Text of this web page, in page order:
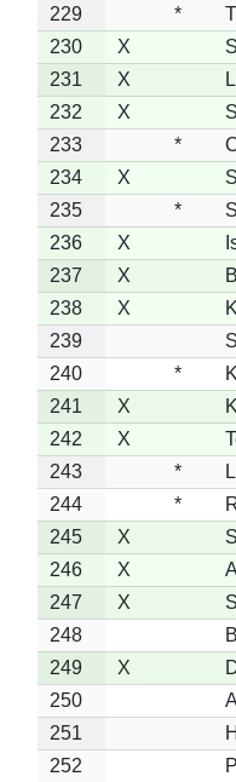
229 *
230
X
231
X
232
X
233
*
234
X
235
*
236
X
237
X
238
X
239
240
*
241
X
242
X
243
*
244
*
245
X
246
X
247
X
248
249
X
250
251
252